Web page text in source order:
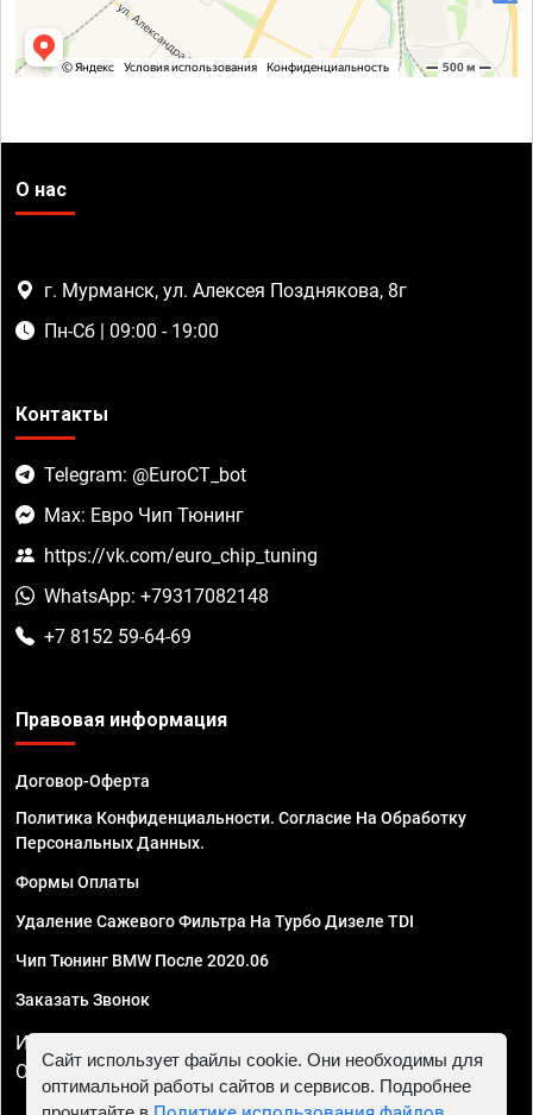
О нас
г. Мурманск, ул. Алексея Позднякова, 8г
Пн-Сб | 09:00 - 19:00
Контакты
Telegram: @EuroCT_bot
Max: Евро Чип Тюнинг
https://vk.com/euro_chip_tuning
WhatsApp: +79317082148
+7 8152 59-64-69
Правовая информация
Договор-Оферта
Политика Конфиденциальности. Согласие На Обработку
Персональных Данных.
Формы Оплаты
Удаление Сажевого Фильтра На Турбо Дизеле TDI
Чип Тюнинг BMW После 2020.06
Заказать Звонок
ИП Смирнов Георгий Павлович. ИНН 781302555843,
ОГРНИП 324470400032610
Сайт использует файлы cookie. Они необходимы для
оптимальной работы сайтов и сервисов. Подробнее